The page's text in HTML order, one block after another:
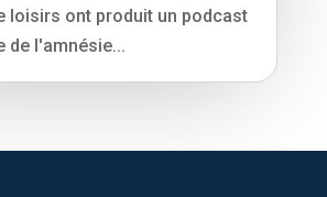
loisirs ont produit un podcast
de l'amnésie...